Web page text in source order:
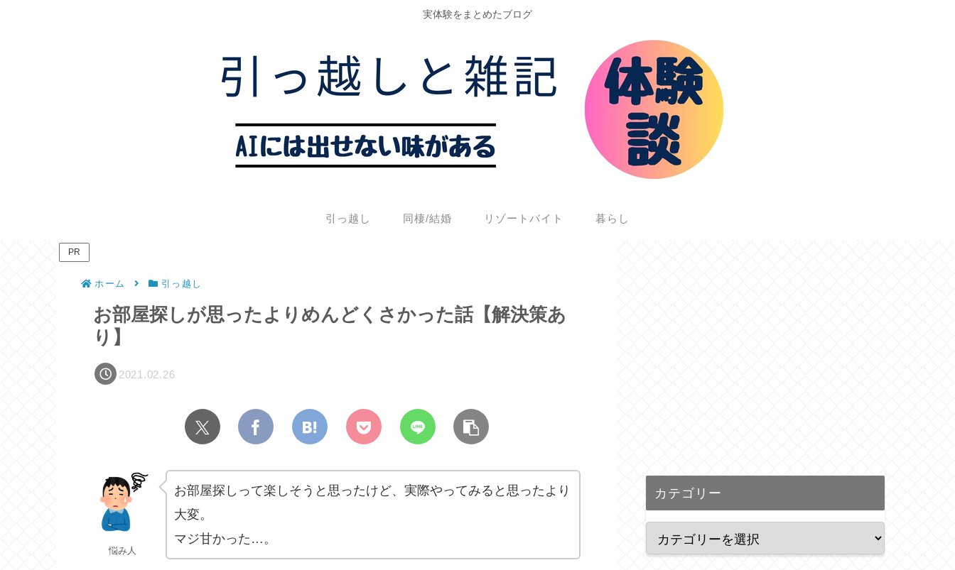
実体験をまとめたブログ
引っ越し 同棲/結婚 リゾートバイト 暮らし
PR
ホーム 引っ越し
お部屋探しが思ったよりめんどくさかった話【解決策あ
り】
2021.02.26
悩み人
お部屋探しって楽しそうと思ったけど、実際やってみると思ったより
大変。
マジ甘かった…。
カテゴリー